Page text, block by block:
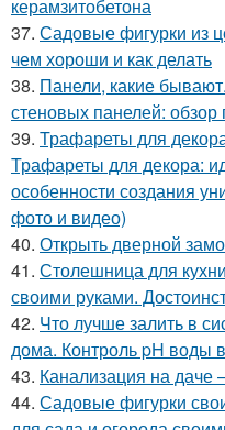
керамзитобетона
37. Садовые фигурки из
чем хороши и как делать
38. Панели, какие
стеновых панелей:
39. Трафареты для
Трафареты для декора:
особенности создания
фото и видео)
40. Открыть дверной
41. Столешница для
своими руками.
42. Что лучше залить в
дома. Контроль pH воды
43. Канализация на даче
44. Садовые фигурки